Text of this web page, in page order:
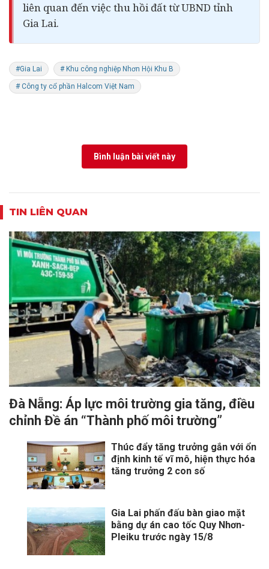
liên quan đến việc thu hồi đất từ UBND tỉnh
Gia Lai.
#Gia Lai # Khu công nghiệp Nhơn Hội Khu B
# Công ty cổ phần Halcom Việt Nam
Bình luận bài viết này
TIN LIÊN QUAN
Đà Nẵng: Áp lực môi trường gia tăng, điều
chỉnh Đề án “Thành phố môi trường”
Thúc đẩy tăng trưởng gắn với ổn
định kinh tế vĩ mô, hiện thực hóa
tăng trưởng 2 con số
Gia Lai phấn đấu bàn giao mặt
bằng dự án cao tốc Quy Nhơn-
Pleiku trước ngày 15/8